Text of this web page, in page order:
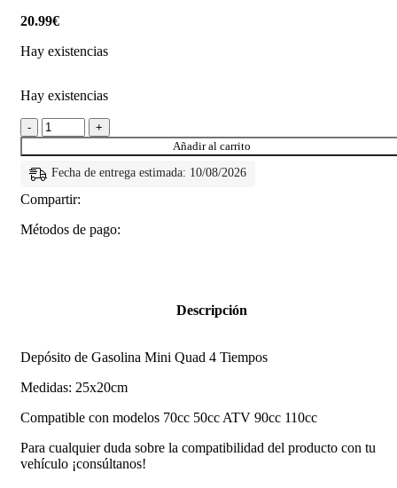
20.99€
Hay existencias
Hay existencias
Añadir al carrito
Fecha de entrega estimada: 10/08/2026
Compartir:
Métodos de pago:
Descripción
Depósito de Gasolina Mini Quad 4 Tiempos
Medidas: 25x20cm
Compatible con modelos 70cc 50cc ATV 90cc 110cc
Para cualquier duda sobre la compatibilidad del producto con tu
vehículo ¡consúltanos!